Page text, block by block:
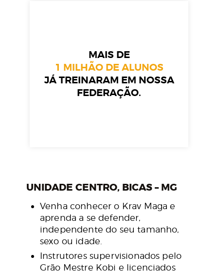
MAIS DE
1 MILHÃO DE ALUNOS
JÁ TREINARAM EM NOSSA
FEDERAÇÃO.
UNIDADE CENTRO, BICAS – MG
Venha conhecer o Krav Maga e
aprenda a se defender,
independente do seu tamanho,
sexo ou idade.
Instrutores supervisionados pelo
Grão Mestre Kobi e licenciados